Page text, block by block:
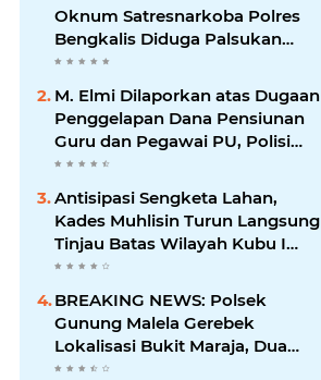
Oknum Satresnarkoba Polres
Bengkalis Diduga Palsukan
Barang Bukti Hingga Paksa
Warga Hadir di TKP
M. Elmi Dilaporkan atas Dugaan
Penggelapan Dana Pensiunan
Guru dan Pegawai PU, Polisi
Pastikan Proses Hukum
Berjalan
Antisipasi Sengketa Lahan,
Kades Muhlisin Turun Langsung
Tinjau Batas Wilayah Kubu I
yang Diduga Diserobot PT Jatim
BREAKING NEWS: Polsek
Gunung Malela Gerebek
Lokalisasi Bukit Maraja, Dua
Perempuan Menangis Saat